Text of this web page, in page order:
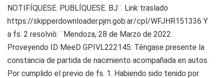
NOTIFÍQUESE. PUBLÍQUESE. BJ¨. Link traslado
https://skipperdownloader.pjm.gob.ar/cpl/WFJHR151336 Y
a fs. 2 resolviò: ¨Mendoza, 28 de Marzo de 2022.
Proveyendo ID MeeD GPIVL222145: Téngase presente la
constancia de partida de nacimiento acompañada en autos.
Por cumplido el previo de fs. 1. Habiendo sido tenido por